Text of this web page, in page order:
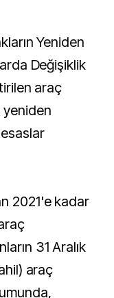
Değişiklik
araç
2021'e kadar
31 Aralık
araç